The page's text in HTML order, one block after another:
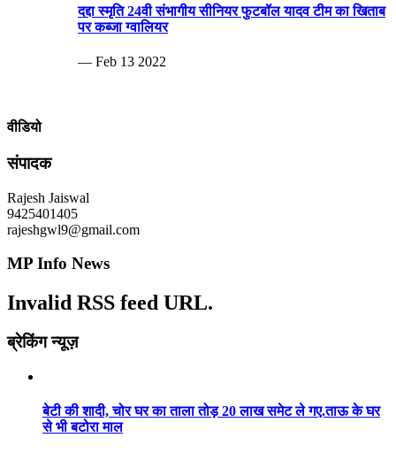
दद्दा स्मृति 24वी संभागीय सीनियर फुटबॉल यादव टीम का खिताब
पर कब्जा ग्वालियर
— Feb 13 2022
वीडियो
संपादक
Rajesh Jaiswal
9425401405
rajeshgwl9@gmail.com
MP Info News
Invalid RSS feed URL.
ब्रेकिंग न्यूज़
बेटी की शादी, चोर घर का ताला तोड़ 20 लाख समेट ले गए.ताऊ के घर
से भी बटोरा माल